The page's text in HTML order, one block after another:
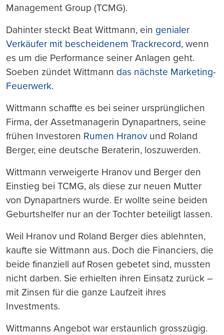
Management Group (TCMG).
Dahinter steckt Beat Wittmann, ein genialer
Verkäufer mit bescheidenem Trackrecord, wenn
es um die Performance seiner Anlagen geht.
Soeben zündet Wittmann das nächste Marketing-
Feuerwerk.
Wittmann schaffte es bei seiner ursprünglichen
Firma, der Assetmanagerin Dynapartners, seine
frühen Investoren Rumen Hranovund Roland
Berger, eine deutsche Beraterin, loszuwerden.
Wittmann verweigerte Hranov und Berger den
Einstieg bei TCMG, als diese zur neuen Mutter
von Dynapartners wurde. Er wollte seine beiden
Geburtshelfer nur an der Tochter beteiligt lassen.
Weil Hranov und Roland Berger dies ablehnten,
kaufte sie Wittmann aus. Doch die Financiers, die
beide finanziell auf Rosen gebetet sind, mussten
nicht darben. Sie erhielten ihren Einsatz zurück –
mit Zinsen für die ganze Laufzeit ihres
Investments.
Wittmanns Angebot war erstaunlich grosszügig.